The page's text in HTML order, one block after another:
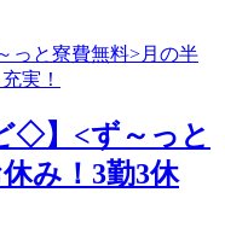
◇】<ず～っと
み！3勤3休